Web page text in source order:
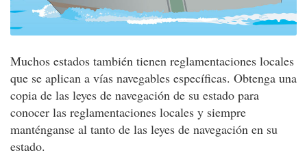
Muchos estados también tienen reglamentaciones locales
que se aplican a vías navegables específicas. Obtenga una
copia de las leyes de navegación de su estado para
conocer las reglamentaciones locales y siempre
manténganse al tanto de las leyes de navegación en su
estado.